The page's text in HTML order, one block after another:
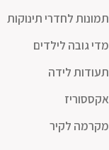
תמונות לחדרי תינוקות
מדי גובה לילדים
תעודות לידה
אקססוריז
מקרמה לקיר